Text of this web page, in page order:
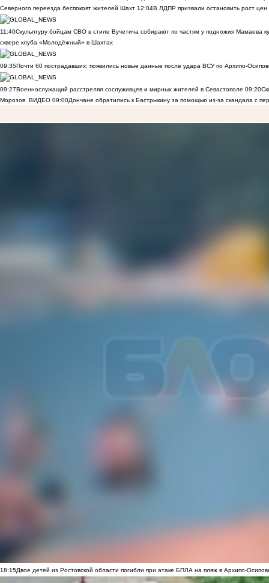
Северного переезда беспокоят жителей Шахт 12:04В ЛДПР призвали остановить рост цен
11:40Скульптуру бойцам СВО в стиле Вучетича собирают по частям у подножия Мамаева
сквере клуба «Молодёжный» в Шахтах
09:35Почти 60 пострадавших: появились новые данные после удара ВСУ по Архипо-
09:27Военнослужащий расстрелял сослуживцев и мирных жителей в Севастополе 09:20
Морозов ВИДЕО 09:00Дончане обратились к Бастрыкину за помощью из-за скандала с
18:15Двое детей из Ростовской области погибли при атаке БПЛА на пляж в Архипо-